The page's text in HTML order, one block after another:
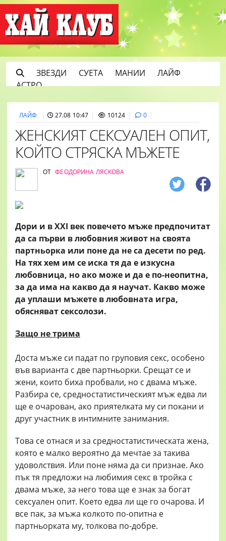
ЗВЕЗДИ СУЕТА МАНИИ
ЛАЙФ
АСТРО
ЛАЙФ 27.08 10:47 10124 0
ЖЕНСКИЯТ СЕКСУАЛЕН ОПИТ,
КОЙТО СТРЯСКА МЪЖЕТЕ
ОТ ФЕОДОРИНА ЛЯСКОВА
Дори и в ХХI век повечето мъже предпочитат
да са първи в любовния живот на своята
партньорка или поне да не са десети по ред.
На тях хем им се иска тя да е изкусна
любовница, но ако може и да е по-неопитна,
за да има на какво да я научат. Какво може
да уплаши мъжете в любовната игра,
обясняват сексолози.
Защо не трима
Доста мъже си падат по груповия секс, особено
във варианта с две партньорки. Срещат се и
жени, които биха пробвали, но с двама мъже.
Разбира се, средностатистическият мъж едва ли
ще е очарован, ако приятелката му си покани и
друг участник в интимните занимания.
Това се отнася и за средностатистическата жена,
която е малко вероятно да мечтае за такива
удоволствия. Или поне няма да си признае. Ако
пък тя предложи на любимия секс в тройка с
двама мъже, за него това ще е знак за богат
сексуален опит. Което едва ли ще го очарова. И
все пак, за мъжа колкото по-опитна е
партньорката му, толкова по-добре.